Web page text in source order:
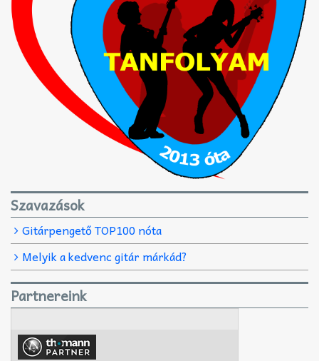
Szavazások
Gitárpengető TOP100 nóta
Melyik a kedvenc gitár márkád?
Partnereink